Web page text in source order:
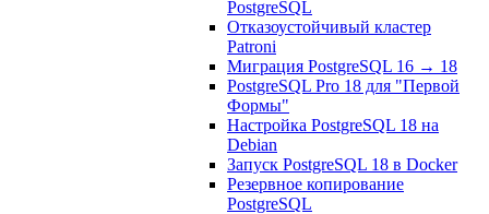
PostgreSQL
Отказоустойчивый кластер
Patroni
Миграция PostgreSQL 16 → 18
PostgreSQL Pro 18 для "Первой
Формы"
Настройка PostgreSQL 18 на
Debian
Запуск PostgreSQL 18 в Docker
Резервное копирование
PostgreSQL